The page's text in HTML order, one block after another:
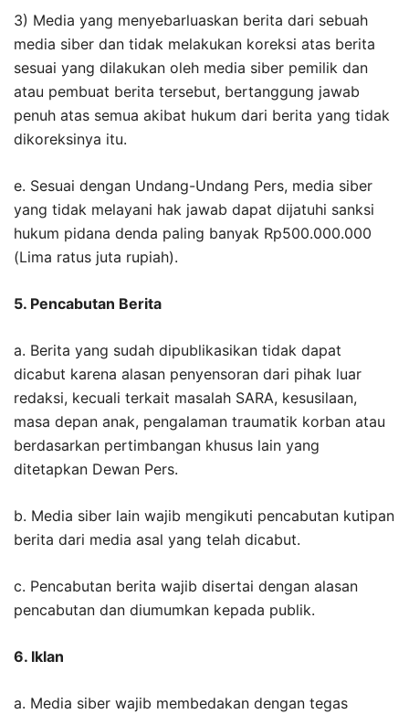
3) Media yang menyebarluaskan berita dari sebuah
media siber dan tidak melakukan koreksi atas berita
sesuai yang dilakukan oleh media siber pemilik dan
atau pembuat berita tersebut, bertanggung jawab
penuh atas semua akibat hukum dari berita yang tidak
dikoreksinya itu.
e. Sesuai dengan Undang-Undang Pers, media siber
yang tidak melayani hak jawab dapat dijatuhi sanksi
hukum pidana denda paling banyak Rp500.000.000
(Lima ratus juta rupiah).
5. Pencabutan Berita
a. Berita yang sudah dipublikasikan tidak dapat
dicabut karena alasan penyensoran dari pihak luar
redaksi, kecuali terkait masalah SARA, kesusilaan,
masa depan anak, pengalaman traumatik korban atau
berdasarkan pertimbangan khusus lain yang
ditetapkan Dewan Pers.
b. Media siber lain wajib mengikuti pencabutan kutipan
berita dari media asal yang telah dicabut.
c. Pencabutan berita wajib disertai dengan alasan
pencabutan dan diumumkan kepada publik.
6. Iklan
a. Media siber wajib membedakan dengan tegas